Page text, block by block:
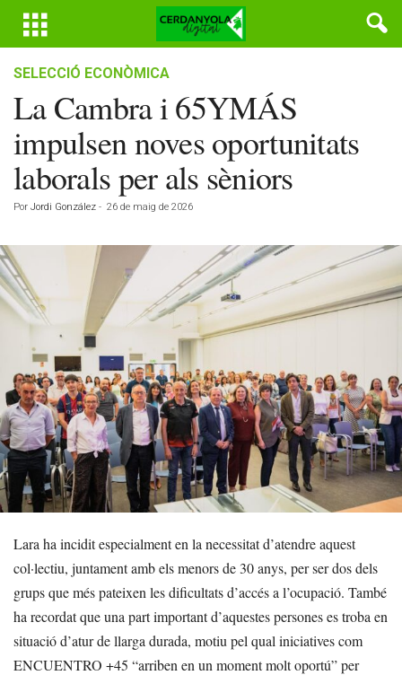
SELECCIÓ ECONÒMICA
La Cambra i 65YMÁS
impulsen noves oportunitats
laborals per als sèniors
Por Jordi González - 26 de maig de 2026
Lara ha incidit especialment en la necessitat d’atendre aquest
col·lectiu, juntament amb els menors de 30 anys, per ser dos dels
grups que més pateixen les dificultats d’accés a l’ocupació. També
ha recordat que una part important d’aquestes persones es troba en
situació d’atur de llarga durada, motiu pel qual iniciatives com
ENCUENTRO +45 “arriben en un moment molt oportú” per